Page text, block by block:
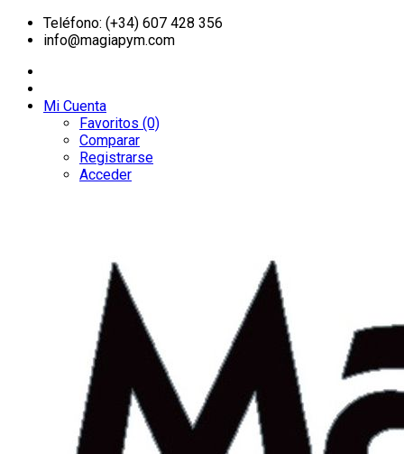
Teléfono: (+34) 607 428 356
info@magiapym.com
Mi Cuenta
Favoritos (0)
Comparar
Registrarse
Acceder